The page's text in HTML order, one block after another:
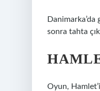
sonra tahta
Oyun,